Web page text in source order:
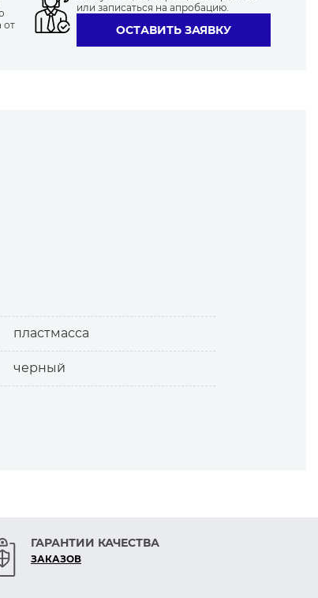
от
или записаться на апробацию.
ОСТАВИТЬ ЗАЯВКУ
пластмасса
черный
ГАРАНТИИ КАЧЕСТВА
ЗАКАЗОВ